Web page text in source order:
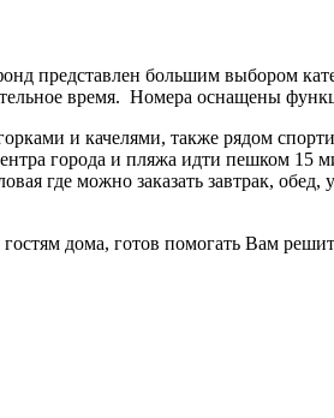
представлен большим выбором
время. Номера оснащены
и качелями, также рядом
города и пляжа идти пешком 15
где можно заказать завтрак,
дома, готов помогать Вам